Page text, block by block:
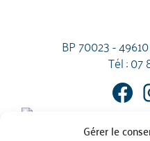
Gérer le
BP 70023 -
Tél :07